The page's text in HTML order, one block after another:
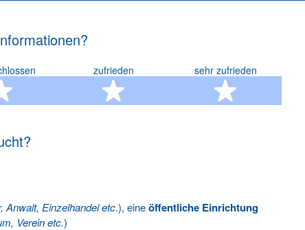
3 Sterne
zufrieden
4 Sterne
sehr zufrieden
5 Sterne
Anwalt, Einzelhandel etc.), eineöffentliche Einrichtung
Verein etc.)